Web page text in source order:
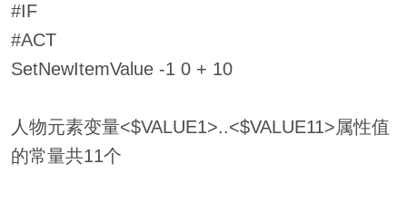
#IF
#ACT
SetNewItemValue -1 0 + 10
人物元素变量<$VALUE1>..<$VALUE11>属性值
的常量共11个